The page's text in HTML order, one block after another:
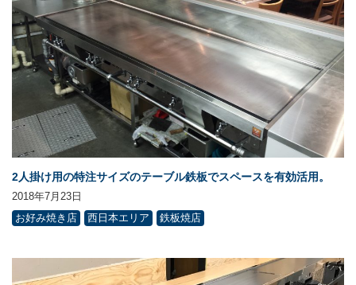
2人掛け用の特注サイズのテーブル鉄板でスペースを有効活用。
2018年7月23日
お好み焼き店
西日本エリア 鉄板焼店